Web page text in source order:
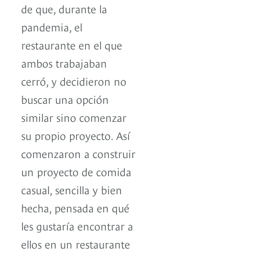
de que, durante la
pandemia, el
restaurante en el que
ambos trabajaban
cerró, y decidieron no
buscar una opción
similar sino comenzar
su propio proyecto. Así
comenzaron a construir
un proyecto de comida
casual, sencilla y bien
hecha, pensada en qué
les gustaría encontrar a
ellos en un restaurante